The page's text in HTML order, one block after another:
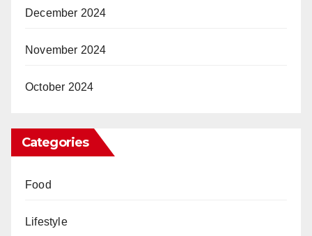
December 2024
November 2024
October 2024
Categories
Food
Lifestyle